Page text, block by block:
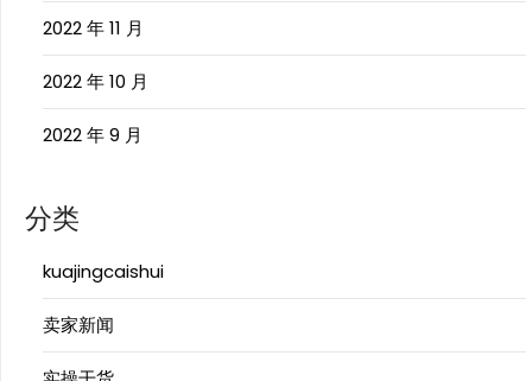
2022 年 11 月
2022 年 10 月
2022 年 9 月
分类
kuajingcaishui
卖家新闻